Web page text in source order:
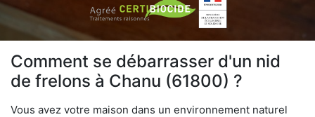
Comment se débarrasser d'un nid
de frelons à Chanu (61800) ?
Vous avez votre maison dans un environnement naturel